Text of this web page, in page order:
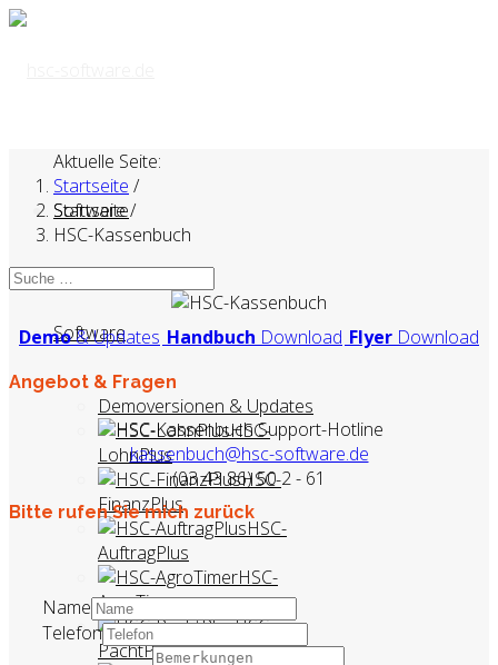
Startseite
Software
Demoversionen & Updates
HSC-
LohnPlus
HSC-
FinanzPlus
HSC-
AuftragPlus
HSC-
AgroTimer
HSC-
PachtPlus
Aktuelle Seite:
Startseite /
Software/
HSC-Kassenbuch
Demo& Updates Handbuch Download Flyer Download
Angebot & Fragen
HSC-Kassenbuch Support-Hotline
kassenbuch@hsc-software.de
(03 43 86) 50 2 - 61
Bitte rufen Sie mich zurück
Name
Telefon